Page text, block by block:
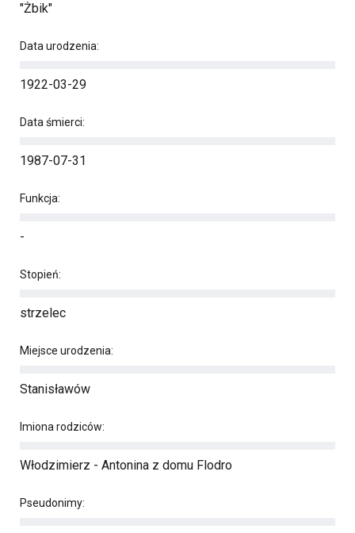
"Żbik"
Data urodzenia:
1922-03-29
Data śmierci:
1987-07-31
Funkcja:
-
Stopień:
strzelec
Miejsce urodzenia:
Stanisławów
Imiona rodziców:
Włodzimierz - Antonina z domu Flodro
Pseudonimy: